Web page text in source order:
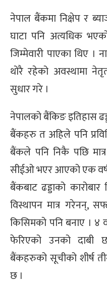
नेपाल बैंकमा निक्षेप र
घाटा पनि अत्यधिक
जिम्मेवारी पाएका थिए
थोरै रहेको अवस्थामा
सुधार गरे ।
नेपालको बैंकिङ इतिहास
बैंकहरु त अहिले पनि
बैंकले पनि निकै पछि
सीईओ भएर आएको एक
बैंकबाट ढड्डाको
विस्थापन मात्र गरेनन्,
किसिमको पनि बनाए । ४
फेरिएको उनको दाबी
बैंकहरुको सूचीको शीर्ष
छ ।